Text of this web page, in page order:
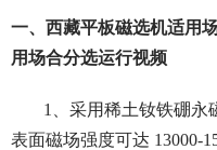
一、西藏平板磁选机适用
用场合分选运行视频
1、采用稀土钕铁硼永
表面磁场强度可达 13000-